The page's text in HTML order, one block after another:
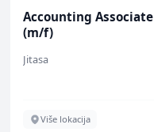
Accounting Associate
(m/f)
Jitasa
Više lokacija